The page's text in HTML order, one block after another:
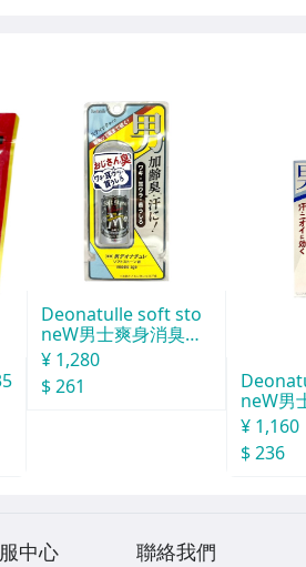
Deonatulle soft sto
neW男士爽身消臭止
汗石 中世紀 20g
¥ 1,280
$ 261
neW男
消臭石
¥ 1,160
$ 236
中心 聯絡我們